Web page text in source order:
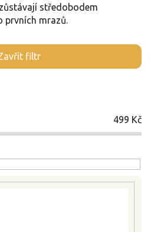
středobodem
mrazů.
filtr
499 Kč